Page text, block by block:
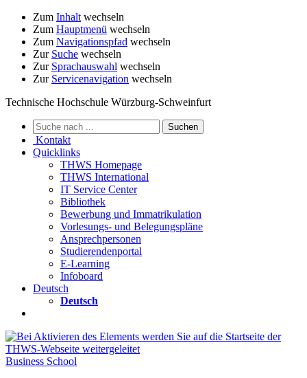
Zum Inhalt wechseln
Zum Hauptmenü wechseln
Zum Navigationspfad wechseln
Zur Suche wechseln
Zur Sprachauswahl wechseln
Zur Servicenavigation wechseln
Technische Hochschule Würzburg-Schweinfurt
Kontakt
Quicklinks
THWS Homepage
THWS International
IT Service Center
Bibliothek
Bewerbung und Immatrikulation
Vorlesungs- und Belegungspläne
Ansprechpersonen
Studierendenportal
E-Learning
Infoboard
Deutsch
Deutsch
Business School